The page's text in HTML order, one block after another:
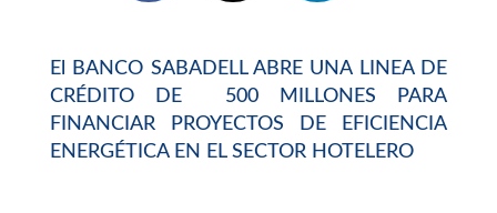
El BANCO SABADELL ABRE UNA LINEA DE
CRÉDITO DE 500 MILLONES PARA
FINANCIAR PROYECTOS DE EFICIENCIA
ENERGÉTICA EN EL SECTOR HOTELERO